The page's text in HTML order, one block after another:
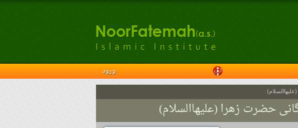
ورود
حضرت زهرا (علیهاالسلام)